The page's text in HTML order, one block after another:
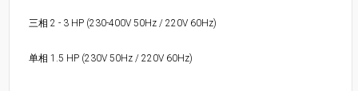
三相 2 - 3 HP (230-400V 50Hz / 220V 60Hz)
单相 1.5 HP (230V 50Hz / 220V 60Hz)